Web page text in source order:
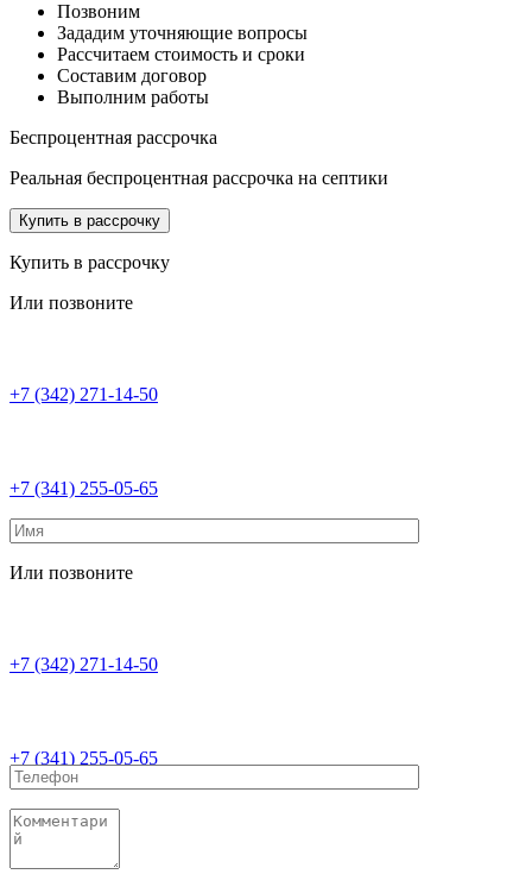
Позвоним
Зададим уточняющие вопросы
Рассчитаем стоимость и сроки
Составим договор
Выполним работы
Беспроцентная рассрочка
Реальная беспроцентная рассрочка на септики
Купить в рассрочку
Купить в рассрочку
Или позвоните
+7 (342) 271-14-50
+7 (341) 255-05-65
Или позвоните
+7 (342) 271-14-50
+7 (341) 255-05-65